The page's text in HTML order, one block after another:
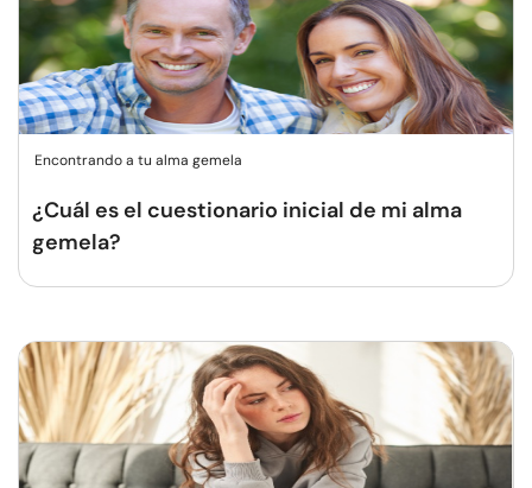
Encontrando a tu alma gemela
¿Cuál es el cuestionario inicial de mi alma
gemela?